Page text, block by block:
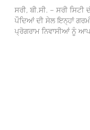
ਸਰੀ, ਬੀ.ਸੀ. – ਸਰੀ
ਪੌਦਿਆਂ ਦੀ ਸੇਲ ਇਨ੍ਹਾਂ
ਪ੍ਰੋਗਰਾਮ ਨਿਵਾਸੀਆਂ ਨੂੰ